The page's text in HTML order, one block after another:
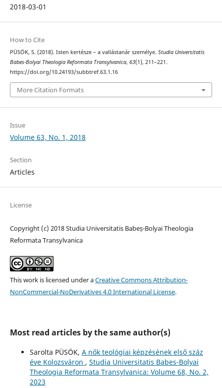
2018-03-01
How to Cite
PÜSÖK, S. (2018). Isten kertésze – a vallástanár személye. Studia Universitatis
Babes-Bolyai Theologia Reformata Transylvanica, 63(1), 211–221.
https://doi.org/10.24193/subbtref.63.1.16
More Citation Formats
Issue
Volume 63, No. 1, 2018
Section
Articles
License
Copyright (c) 2018 Studia Universitatis Babeș-Bolyai Theologia
Reformata Transylvanica
This work is licensed under aCreative Commons Attribution-
NonCommercial-NoDerivatives 4.0 International License.
Most read articles by the same author(s)
Sarolta PÜSÖK, A nők teológiai képzésének első száz
éve Kolozsváron , Studia Universitatis Babes-Bolyai
Theologia Reformata Transylvanica: Volume 68, No. 2,
2023